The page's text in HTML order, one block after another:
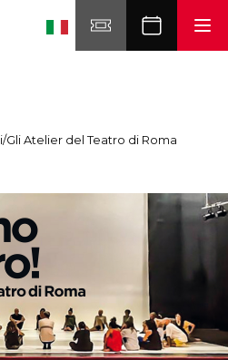
/Gli Atelier del Teatro di Roma